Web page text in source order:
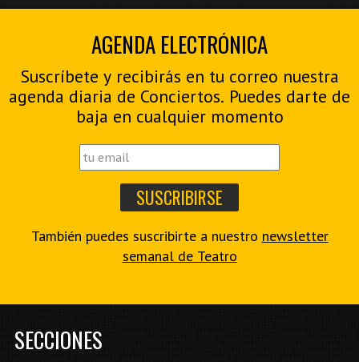
AGENDA ELECTRÓNICA
Suscríbete y recibirás en tu correo nuestra
agenda diaria de Conciertos. Puedes darte de
baja en cualquier momento
También puedes suscribirte a nuestro newsletter
semanal de Teatro
SECCIONES